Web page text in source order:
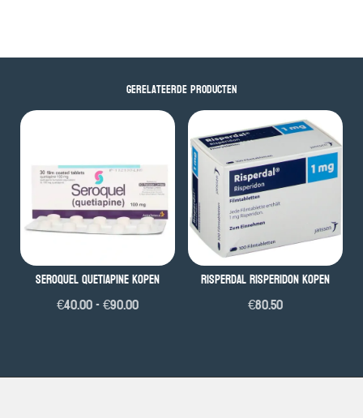
Gerelateerde producten
Seroquel Quetiapine kopen
€40.00-€90.00Prijsklasse:
Risperdal risperidon kopen
€80.50